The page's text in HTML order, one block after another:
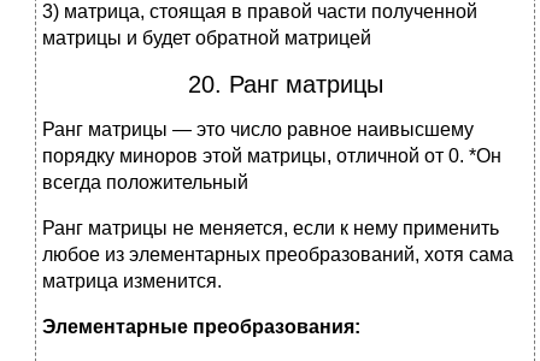
3) матрица, стоящая в правой части полученной
матрицы и будет обратной матрицей
20. Ранг матрицы
Ранг матрицы — это число равное наивысшему
порядку миноров этой матрицы, отличной от 0. *Он
всегда положительный
Ранг матрицы не меняется, если к нему применить
любое из элементарных преобразований, хотя сама
матрица изменится.
Элементарные преобразования: